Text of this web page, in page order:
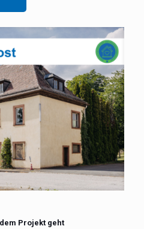
Projekt geht